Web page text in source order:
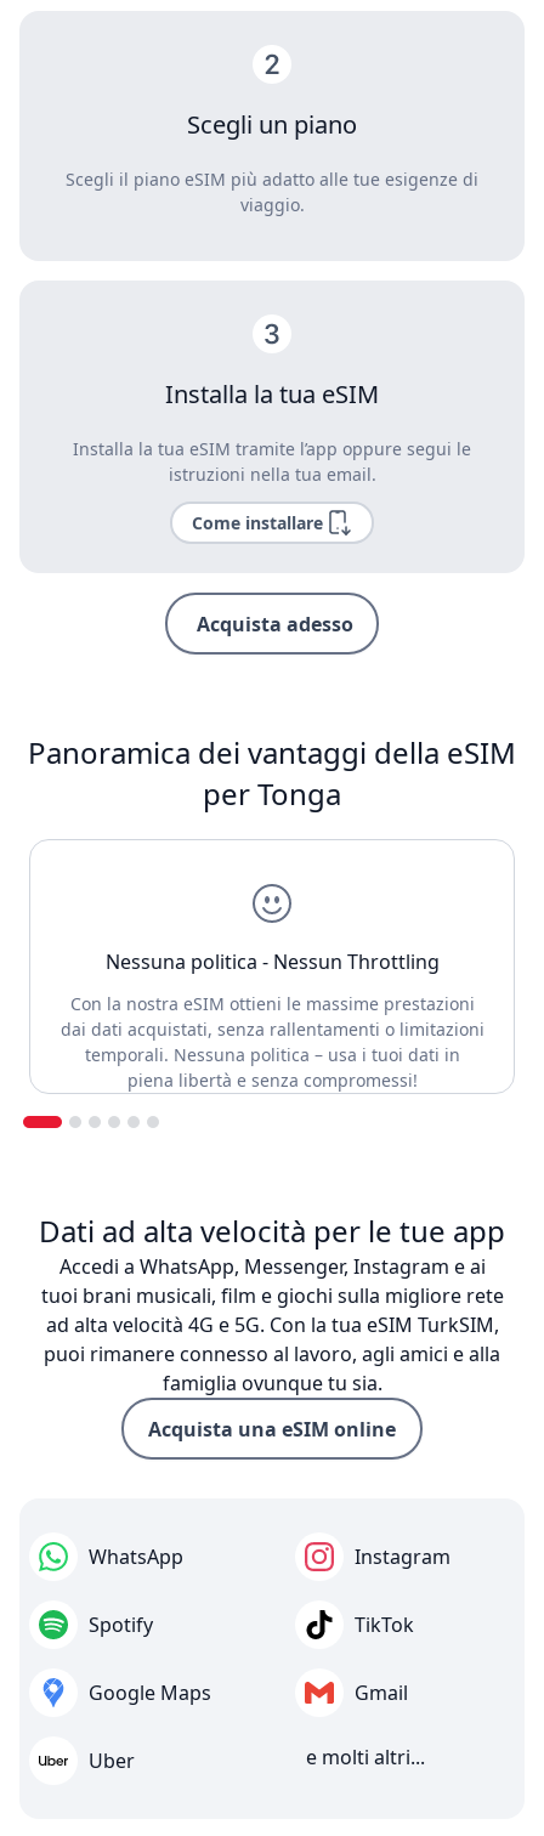
Scegli un piano
Scegli il piano eSIM più adatto alle tue esigenze di
viaggio.
Installa la tua eSIM
Installa la tua eSIM tramite l’app oppure segui le
istruzioni nella tua email.
Come installare
Acquista adesso
Panoramica dei vantaggi della eSIM
per Tonga
Nessuna politica - Nessun Throttling
Con la nostra eSIM ottieni le massime prestazioni
dai dati acquistati, senza rallentamenti o limitazioni
temporali. Nessuna politica – usa i tuoi dati in
piena libertà e senza compromessi!
Dati ad alta velocità per le tue app
Accedi a WhatsApp, Messenger, Instagram e ai
tuoi brani musicali, film e giochi sulla migliore rete
ad alta velocità 4G e 5G. Con la tua eSIM TurkSIM,
puoi rimanere connesso al lavoro, agli amici e alla
famiglia ovunque tu sia.
Acquista una eSIM online
WhatsApp Instagram
Spotify TikTok
Google Maps Gmail
Uber e molti altri...